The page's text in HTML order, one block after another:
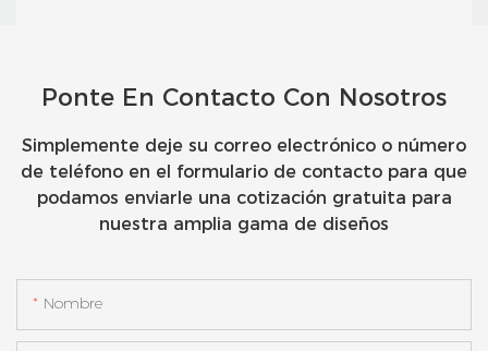
Ponte En Contacto Con Nosotros
Simplemente deje su correo electrónico o número
de teléfono en el formulario de contacto para que
podamos enviarle una cotización gratuita para
nuestra amplia gama de diseños
Nombre